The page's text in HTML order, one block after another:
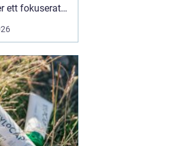
ett fokuserat
för att
Genom
med
människor
beteenden